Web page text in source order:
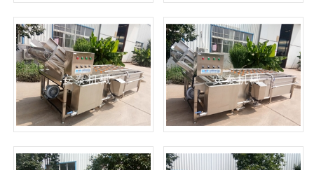
烘干房 气泡清洗机
高压气泡清洗机1 高压气泡清洗机